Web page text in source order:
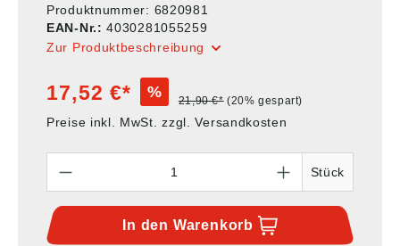
Produktnummer: 6820981
EAN-Nr.:4030281055259
Zur Produktbeschreibung
17,52 €* % 21,90 €* (20% gespart)
Preise inkl. MwSt. zzgl. Versandkosten
Stück
In den Warenkorb